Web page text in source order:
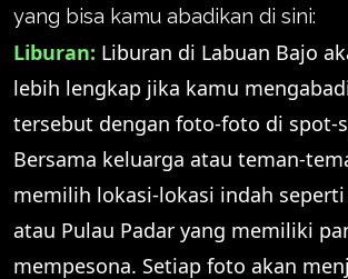
yang bisa kamu abadikan di sini:
Liburan: Liburan di Labuan Bajo
lebih lengkap jika kamu
tersebut dengan foto-foto di spot-
Bersama keluarga atau teman-
memilih lokasi-lokasi indah
atau Pulau Padar yang memiliki
mempesona. Setiap foto akan